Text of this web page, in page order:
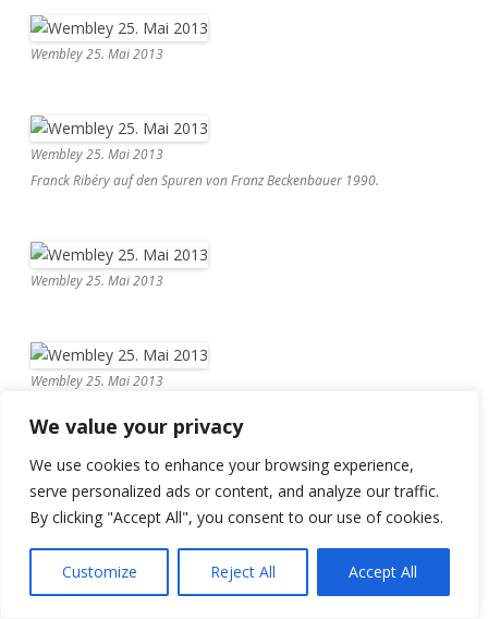
We value your privacy
We use cookies to enhance your browsing experience,
serve personalized ads or content, and analyze our traffic.
By clicking "Accept All", you consent to our use of cookies.
Customize Reject All Accept All
Wembley 25. Mai 2013
Wembley 25. Mai 2013
Franck Ribéry auf den Spuren von Franz Beckenbauer 1990.
Wembley 25. Mai 2013
Wembley 25. Mai 2013
Wembley 25. Mai 2013
Die Spieler des FC Bayern feiern ihren Trainer Jupp Heynckes.